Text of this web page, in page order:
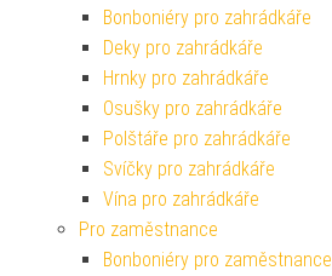
Bonboniéry pro zahrádkáře
Deky pro zahrádkáře
Hrnky pro zahrádkáře
Osušky pro zahrádkáře
Polštáře pro zahrádkáře
Svíčky pro zahrádkáře
Vína pro zahrádkáře
Pro zaměstnance
Bonboniéry pro zaměstnance